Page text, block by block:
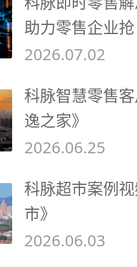
助力零售企业
2026.07.02
科脉智慧零售
逸之家》
2026.06.25
科脉超市案例
市》
2026.06.03